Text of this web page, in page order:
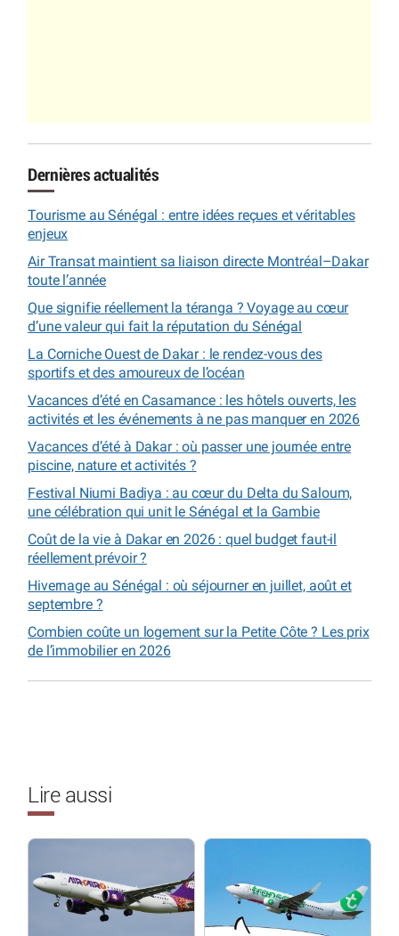
Dernières actualités
Tourisme au Sénégal : entre idées reçues et véritables
enjeux
Air Transat maintient sa liaison directe Montréal–Dakar
toute l’année
Que signifie réellement la téranga ? Voyage au cœur
d’une valeur qui fait la réputation du Sénégal
La Corniche Ouest de Dakar : le rendez-vous des
sportifs et des amoureux de l’océan
Vacances d’été en Casamance : les hôtels ouverts, les
activités et les événements à ne pas manquer en 2026
Vacances d’été à Dakar : où passer une journée entre
piscine, nature et activités ?
Festival Niumi Badiya : au cœur du Delta du Saloum,
une célébration qui unit le Sénégal et la Gambie
Coût de la vie à Dakar en 2026 : quel budget faut-il
réellement prévoir ?
Hivernage au Sénégal : où séjourner en juillet, août et
septembre ?
Combien coûte un logement sur la Petite Côte ? Les prix
de l’immobilier en 2026
Lire aussi